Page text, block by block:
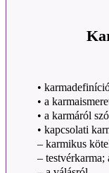
•
• a
• a karmáról
• kapcsolati
– karmikus
– testvérkarma;